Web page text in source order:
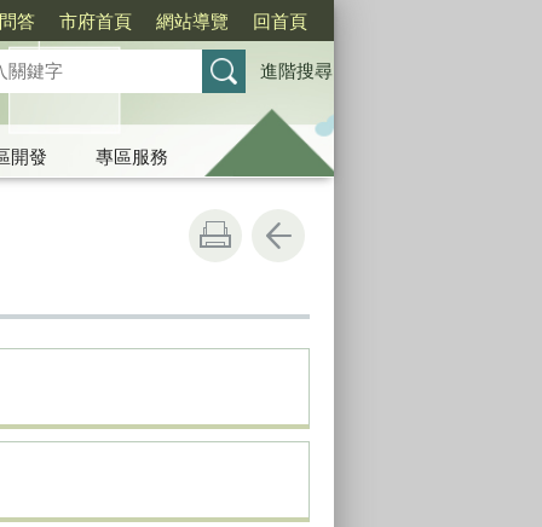
答 市府首頁 網站導覽 回首頁
進階搜尋
開發 專區服務